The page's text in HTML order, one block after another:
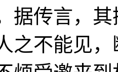
据传言，
之不能见